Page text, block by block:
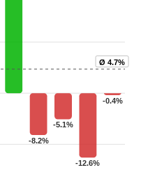
-8.2%
-5.1%
-12.6%
-0.4%
Ø 4.7%